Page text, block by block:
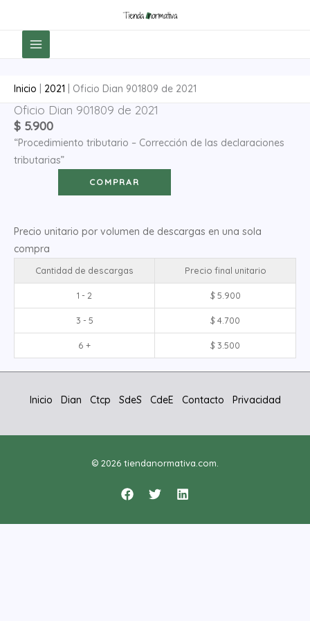
contenido
Inicio 2021 Oficio Dian 901809 de 2021
Oficio Dian 901809 de 2021
$ 5.900
“Procedimiento tributario – Corrección de las declaraciones
tributarias”
Oficio
Dian
901809
de
COMPRAR
Precio unitario por volumen de descargas en una sola
compra
Cantidad de descargas Precio final unitario
1 - 2 $5.900
3 - 5 $4.700
6 + $3.500
Inicio Dian Ctcp SdeS CdeE Contacto Privacidad
© 2026 tiendanormativa.com.